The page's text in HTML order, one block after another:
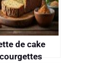
de cake